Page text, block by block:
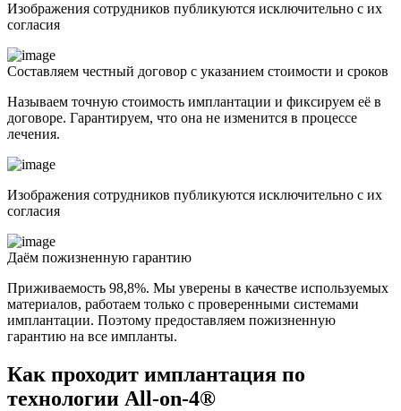
Изображения сотрудников публикуются исключительно с их
согласия
Составляем честный договор с указанием стоимости и сроков
Называем точную стоимость имплантации и фиксируем её в
договоре. Гарантируем, что она не изменится в процессе
лечения.
Изображения сотрудников публикуются исключительно с их
согласия
Даём пожизненную гарантию
Приживаемость 98,8%. Мы уверены в качестве используемых
материалов, работаем только с проверенными системами
имплантации. Поэтому предоставляем пожизненную
гарантию на все импланты.
Как проходит имплантация по
технологии All-on-4®